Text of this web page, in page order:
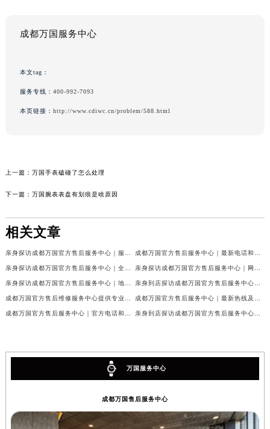
成都万国服务中心
本文tag：
服务专线： 400-992-7093
本页链接： http://www.cdiwc.cn/problem/588.html
上一篇： 万国手表磕碰了怎么处理
下一篇： 万国腕表表盘有划痕是啥原因
相关文章
万国服务中心
成都万国售后服务中心